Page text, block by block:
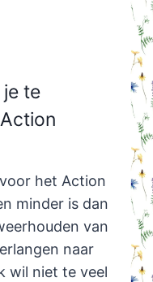
te
het Action
minder is dan
van
naar
wil niet te veel